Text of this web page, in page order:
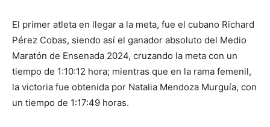
El primer atleta en llegar a la meta, fue el cubano Richard
Pérez Cobas, siendo así el ganador absoluto del Medio
Maratón de Ensenada 2024, cruzando la meta con un
tiempo de 1:10:12 hora; mientras que en la rama femenil,
la victoria fue obtenida por Natalia Mendoza Murguía, con
un tiempo de 1:17:49 horas.